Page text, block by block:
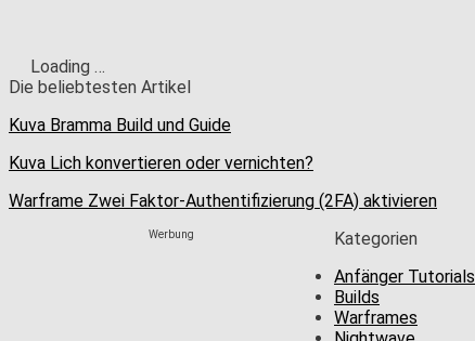
Loading …
Die beliebtesten Artikel
Kuva Bramma Build und Guide
Kuva Lich konvertieren oder vernichten?
Warframe Zwei Faktor-Authentifizierung (2FA) aktivieren
Werbung
Kategorien
Anfänger Tutorials
Builds
Warframes